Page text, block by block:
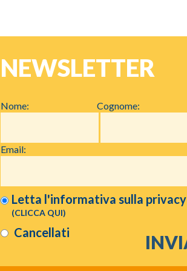
NEWSLETTER
Nome: Cognome:
Email:
Letta l'informativa sulla privacy
(CLICCA QUI)
Cancellati